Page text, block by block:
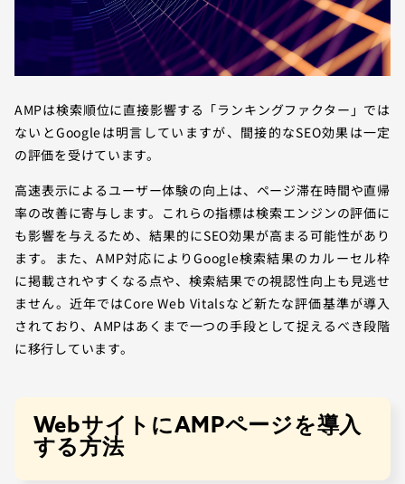
AMPは検索順位に直接影響する「ランキングファクター」では
ないとGoogleは明言していますが、間接的なSEO効果は一定
の評価を受けています。
高速表示によるユーザー体験の向上は、ページ滞在時間や直帰
率の改善に寄与します。これらの指標は検索エンジンの評価に
も影響を与えるため、結果的にSEO効果が高まる可能性があり
ます。また、AMP対応によりGoogle検索結果のカルーセル枠
に掲載されやすくなる点や、検索結果での視認性向上も見逃せ
ません。近年ではCore Web Vitalsなど新たな評価基準が導入
されており、AMPはあくまで一つの手段として捉えるべき段階
に移行しています。
WebサイトにAMPページを導入
する方法